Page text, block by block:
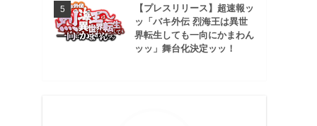
【プレスリリース】超速報ッ
ッ「バキ外伝 烈海王は異世
界転生しても一向にかまわん
ッッ」舞台化決定ッッ！